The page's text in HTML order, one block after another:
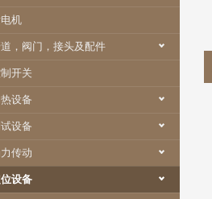
机
，阀门，接头及配件
开关
设备
设备
传动
设备